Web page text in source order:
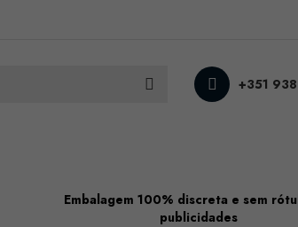
+351
Embalagem 100% discreta e sem
publicidades